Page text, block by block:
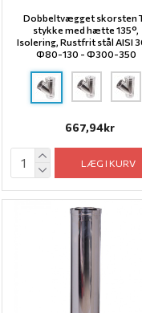
Dobbeltvægget skorsten
stykke med hætte 135°,
Isolering, Rustfrit stål AISI
Ф80-130 - Ф300-350
667,94kr
LÆG I KURV